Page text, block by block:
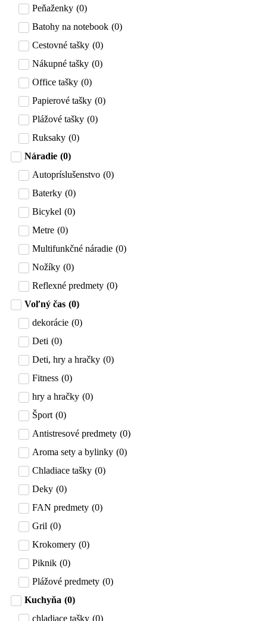
Peňaženky (0)
Batohy na notebook (0)
Cestovné tašky (0)
Nákupné tašky (0)
Office tašky (0)
Papierové tašky (0)
Plážové tašky (0)
Ruksaky (0)
Náradie (0)
Autopríslušenstvo (0)
Baterky (0)
Bicykel (0)
Metre (0)
Multifunkčné náradie (0)
Nožíky (0)
Reflexné predmety (0)
Voľný čas (0)
dekorácie (0)
Deti (0)
Deti, hry a hračky (0)
Fitness (0)
hry a hračky (0)
Šport (0)
Antistresové predmety (0)
Aroma sety a bylinky (0)
Chladiace tašky (0)
Deky (0)
FAN predmety (0)
Gril (0)
Krokomery (0)
Piknik (0)
Plážové predmety (0)
Kuchyňa (0)
chladiace tašky (0)